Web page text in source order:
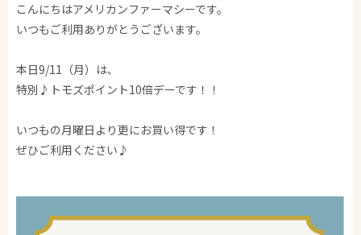
こんにちはアメリカンファーマシーです。
いつもご利用ありがとうございます。
本日9/11（月）は、
特別♪トモズポイント10倍デーです！！
いつもの月曜日より更にお買い得です！
ぜひご利用ください♪